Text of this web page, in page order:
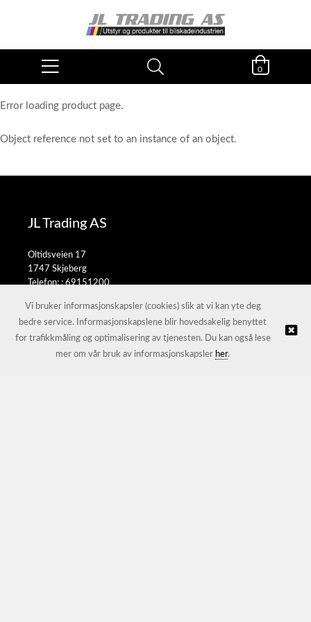
0
Error loading product page.
Object reference not set to an instance of an object.
JL Trading AS
Oltidsveien 17
1747 Skjeberg
Telefon: :69151200
© JL Trading AS |Nettbutikk levert av Kréatif
Vi bruker informasjonskapsler (cookies) slik at vi kan yte deg
bedre service. Informasjonskapslene blir hovedsakelig benyttet
for trafikkmåling og optimalisering av tjenesten. Du kan også lese
mer om vår bruk av informasjonskapsler her.